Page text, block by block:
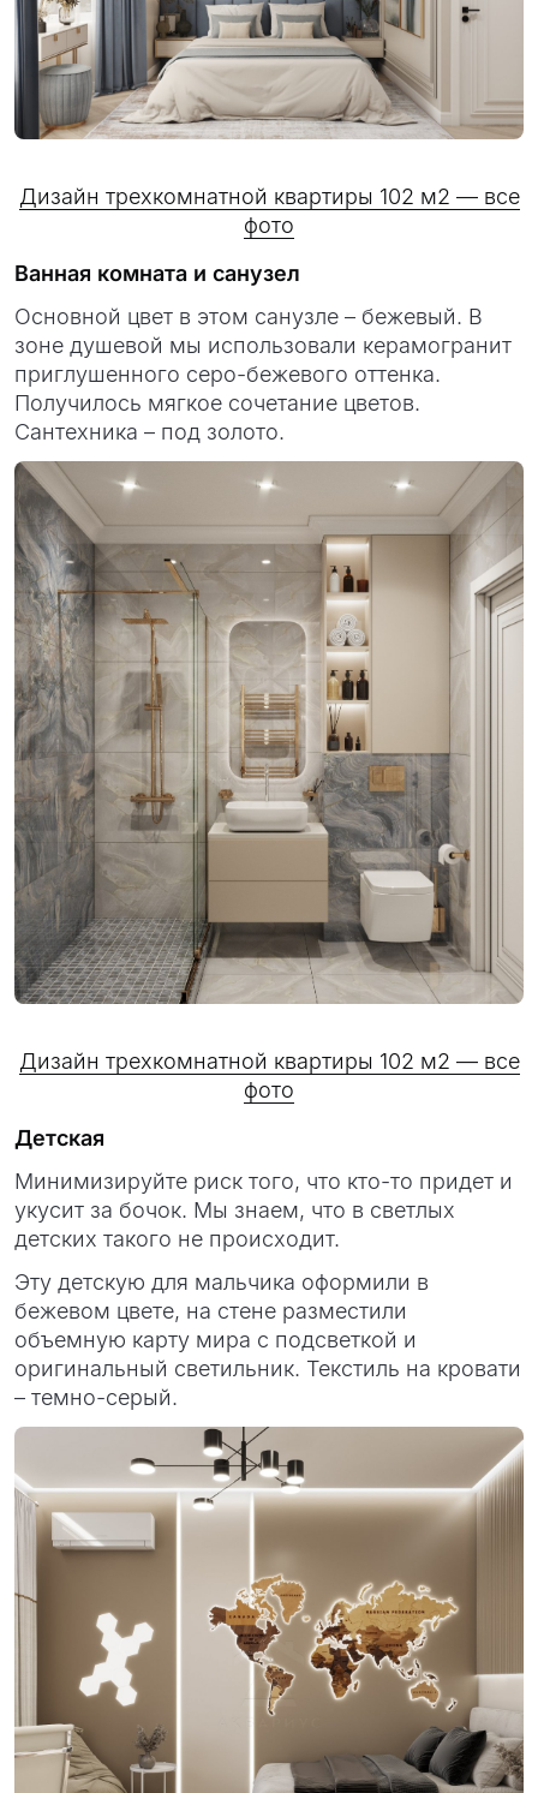
Дизайн трехкомнатной квартиры 102 м2 — все
фото
Ванная комната и санузел
Основной цвет в этом санузле – бежевый. В
зоне душевой мы использовали керамогранит
приглушенного серо-бежевого оттенка.
Получилось мягкое сочетание цветов.
Сантехника – под золото.
Дизайн трехкомнатной квартиры 102 м2 — все
фото
Детская
Минимизируйте риск того, что кто-то придет и
укусит за бочок. Мы знаем, что в светлых
детских такого не происходит.
Эту детскую для мальчика оформили в
бежевом цвете, на стене разместили
объемную карту мира с подсветкой и
оригинальный светильник. Текстиль на кровати
– темно-серый.